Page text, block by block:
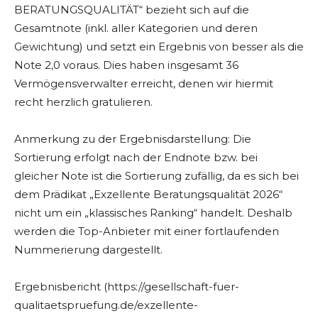
BERATUNGSQUALITÄT“ bezieht sich auf die
Gesamtnote (inkl. aller Kategorien und deren
Gewichtung) und setzt ein Ergebnis von besser als die
Note 2,0 voraus. Dies haben insgesamt 36
Vermögensverwalter erreicht, denen wir hiermit
recht herzlich gratulieren.
Anmerkung zu der Ergebnisdarstellung: Die
Sortierung erfolgt nach der Endnote bzw. bei
gleicher Note ist die Sortierung zufällig, da es sich bei
dem Prädikat „Exzellente Beratungsqualität 2026“
nicht um ein „klassisches Ranking“ handelt. Deshalb
werden die Top-Anbieter mit einer fortlaufenden
Nummerierung dargestellt.
Ergebnisbericht (https://gesellschaft-fuer-
qualitaetspruefung.de/exzellente-